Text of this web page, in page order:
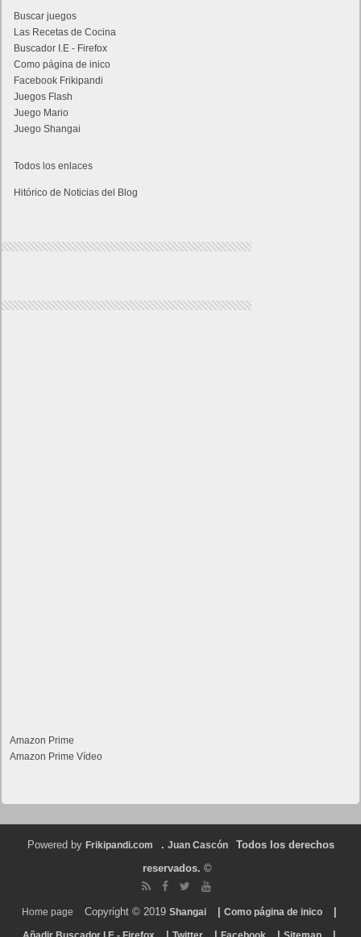
Buscar juegos
Las Recetas de Cocina
Buscador I.E - Firefox
Como página de inico
Facebook Frikipandi
Juegos Flash
Juego Mario
Juego Shangai
Todos los enlaces
Hitórico de Noticias del Blog
Amazon Prime
Amazon Prime Vídeo
Powered by Frikipandi.com . Juan Cascón
Todos los derechos
reservados. ©
Home page Copyright © 2019 Shangai Como página de inico